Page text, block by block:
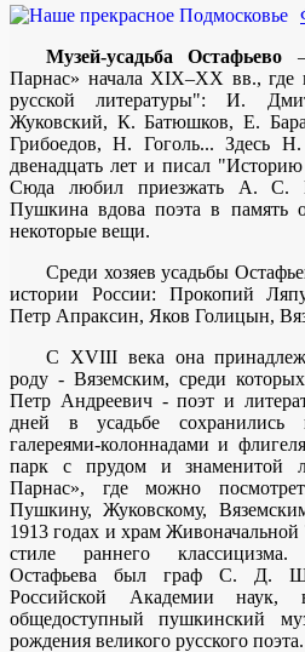
Музей-усадьба Остафьево
Парнас» начала XIX–XX вв., где
русской литературы": И.
Жуковский, К. Батюшков, Е.
Грибоедов, Н. Гоголь... Здесь
двенадцать лет и писал "Историю
Сюда любил приезжать А. С.
Пушкина вдова поэта в память
некоторые вещи.
Среди хозяев усадьбы
истории России: Прокопий
Петр Апраксин, Яков Голицын,
С XVIII века она
роду - Вяземским, среди
Петр Андреевич - поэт и
дней в усадьбе сохранились
галереями-колоннадами и
парк с прудом и знаменитой
Парнас», где можно
Пушкину, Жуковскому,
1913 годах и храм
стиле раннего
Остафьева был граф С. Д.
Российской Академии
общедоступный пушкинский
рождения великого русского поэта.